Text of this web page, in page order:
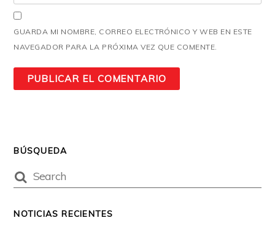
GUARDA MI NOMBRE, CORREO ELECTRÓNICO Y WEB EN ESTE
NAVEGADOR PARA LA PRÓXIMA VEZ QUE COMENTE.
BÚSQUEDA
NOTICIAS RECIENTES